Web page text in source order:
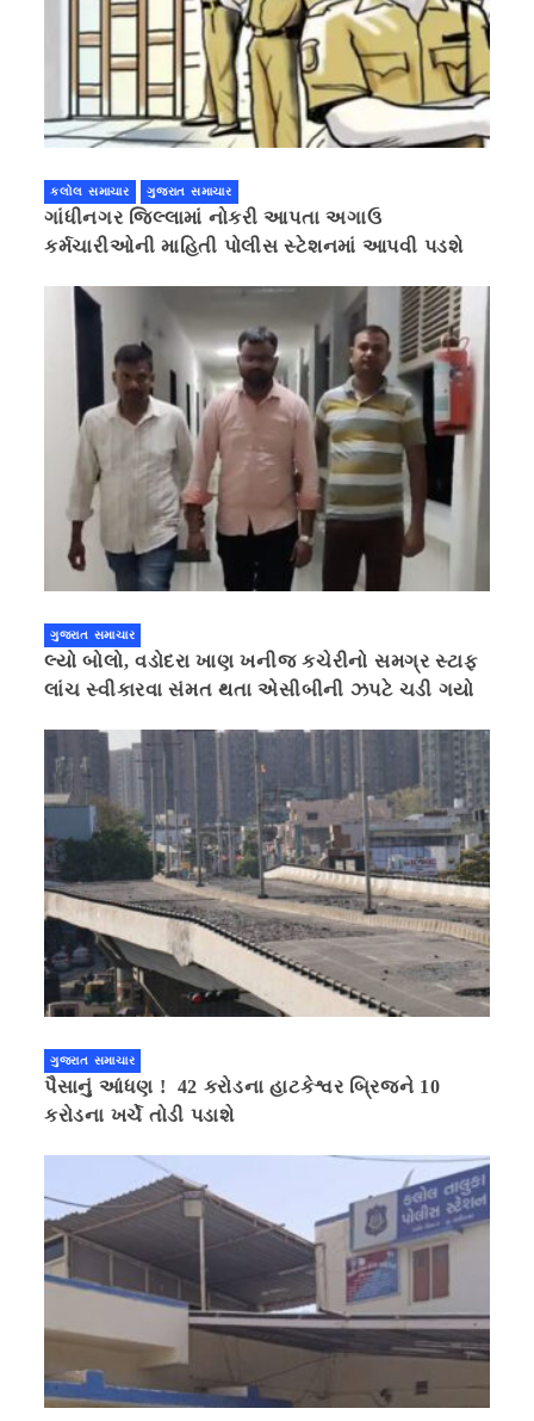
કલોલ સમાચાર ગુજરાત સમાચાર
ગાંધીનગર જિલ્લામાં નોકરી આપતા અગાઉ
કર્મચારીઓની માહિતી પોલીસ સ્ટેશનમાં આપવી પડશે
ગુજરાત સમાચાર
લ્યો બોલો, વડોદરા ખાણ ખનીજ કચેરીનો સમગ્ર સ્ટાફ
લાંચ સ્વીકારવા સંમત થતા એસીબીની ઝપટે ચડી ગયો
ગુજરાત સમાચાર
પૈસાનું આંધણ ! 42 કરોડના હાટકેશ્વર બ્રિજને 10
કરોડના ખર્ચે તોડી પડાશે